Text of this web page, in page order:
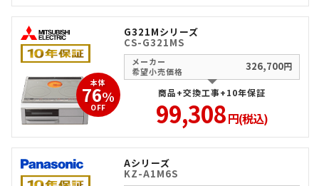
本体
76%
OFF
G321Mシリーズ
CS-G321MS
メーカー
希望小売価格
326,700円
商品+交換工事+10年保証
99,308円(税込)
Aシリーズ
KZ-A1M6S